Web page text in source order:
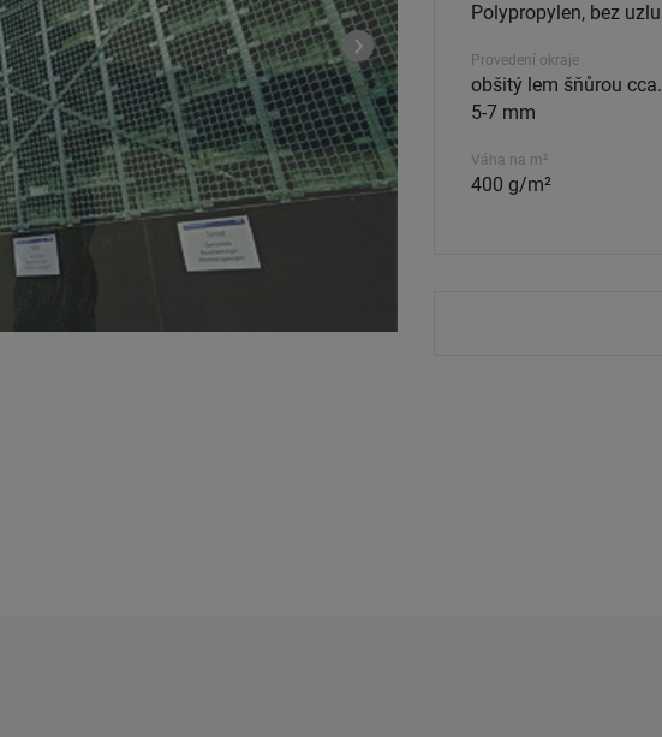
Polypropylen, bez uzlu
Provedení okraje
obšitý lem šňůrou cca.
5-7 mm
Váha na m²
400 g/m²